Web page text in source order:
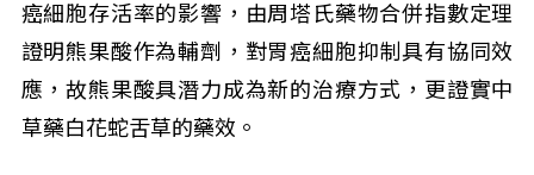
癌細胞存活率的影響，由周塔氏藥物合併指數定理
證明熊果酸作為輔劑，對胃癌細胞抑制具有協同效
應，故熊果酸具潛力成為新的治療方式，更證實中
草藥白花蛇舌草的藥效。